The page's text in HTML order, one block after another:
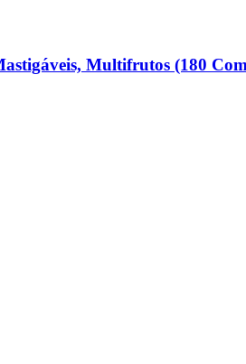
Multifrutos (180